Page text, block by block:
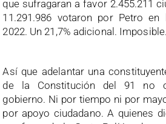
que sufragaran a favor 2.455.211
11.291.986 votaron por Petro en
2022. Un 21,7% adicional. Imposible.
Así que adelantar una
de la Constitución del 91 no
gobierno. Ni por tiempo ni por
por apoyo ciudadano. A quienes